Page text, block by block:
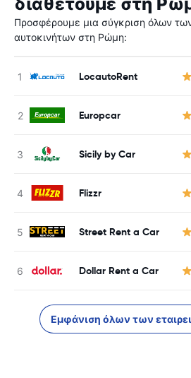
διαθέτουμε στη
Προσφέρουμε μια σύγκριση όλων
αυτοκινήτων στη Ρώμη:
LocautoRent
Europcar
Sicily by Car
Flizzr
Street Rent a Car
Dollar Rent a Car
Εμφάνιση όλων των